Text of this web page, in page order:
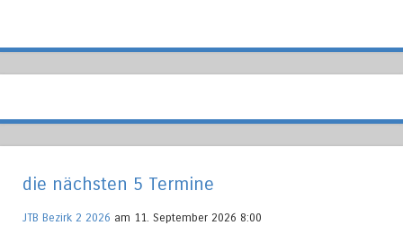
die nächsten 5 Termine
JTB Bezirk 2 2026 am 11. September 2026 8:00